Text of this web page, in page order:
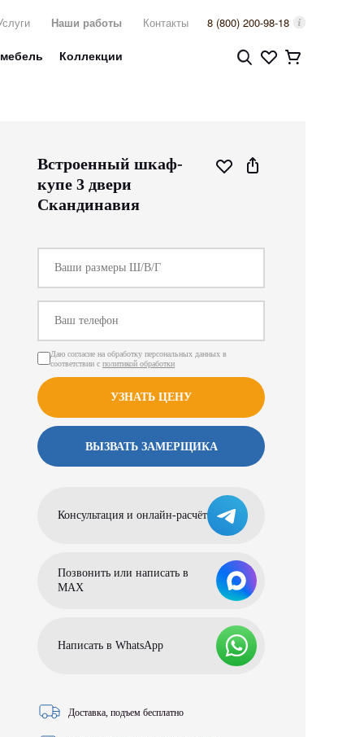
Наши работы Контакты 8 (800) 200-98-18
Коллекции
Встроенный шкаф-
купе 3 двери
Скандинавия
Даю согласие на обработку персональных данных в
соответствии с политикой обработки
УЗНАТЬ ЦЕНУ
ВЫЗВАТЬ ЗАМЕРЩИКА
Консультация и онлайн-расчёт
Позвонить или написать в
МАХ
Написать в WhatsApp
Доставка, подъем бесплатно